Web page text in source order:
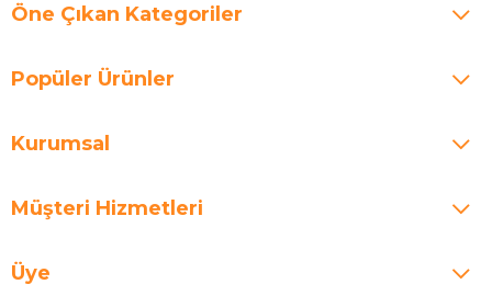
Öne Çıkan Kategoriler
Popüler Ürünler
Kurumsal
Müşteri Hizmetleri
Üye